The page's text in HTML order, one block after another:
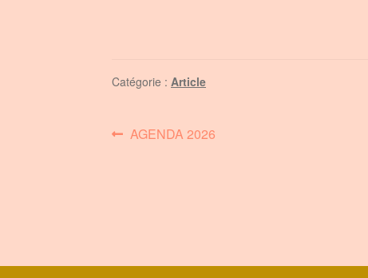
Catégorie :Article
AGENDA 2026